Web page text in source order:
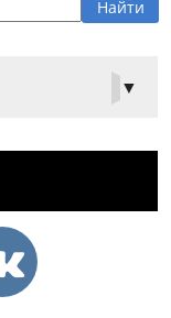
▼